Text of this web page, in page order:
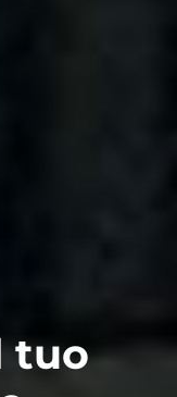
tuo